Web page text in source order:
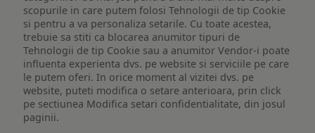
scopurile in care putem folosi Tehnologii de tip Cookie
si pentru a va personaliza setarile. Cu toate acestea,
trebuie sa stiti ca blocarea anumitor tipuri de
Tehnologii de tip Cookie sau a anumitor Vendor-i poate
influenta experienta dvs. pe website si serviciile pe care
le putem oferi. In orice moment al vizitei dvs. pe
website, puteti modifica o setare anterioara, prin click
pe sectiunea Modifica setari confidentialitate, din josul
paginii.